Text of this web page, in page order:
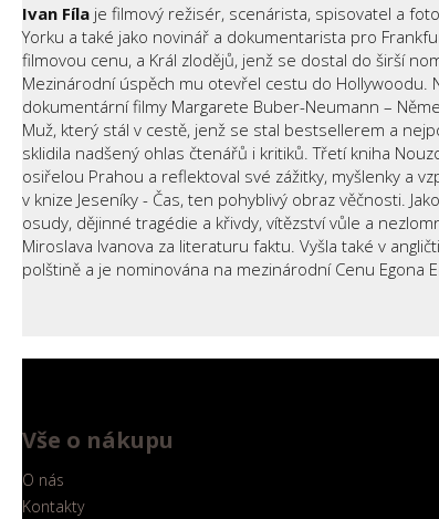
Ivan Fíla je filmový režisér, scenárista, spisovatel a
Yorku a také jako novinář a dokumentarista pro
filmovou cenu, a Král zlodějů, jenž se dostal do širší
Mezinárodní úspěch mu otevřel cestu do Hollywoodu.
dokumentární filmy Margarete Buber-Neumann –
Muž, který stál v cestě, jenž se stal bestsellerem a
sklidila nadšený ohlas čtenářů i kritiků. Třetí kniha
osiřelou Prahou a reflektoval své zážitky, myšlenky a
v knize Jeseníky - Čas, ten pohyblivý obraz věčnosti.
osudy, dějinné tragédie a křivdy, vítězství vůle a
Miroslava Ivanova za literaturu faktu. Vyšla také v
polštině a je nominována na mezinárodní Cenu Egona
Vše o nákupu
O nás
Kontakty